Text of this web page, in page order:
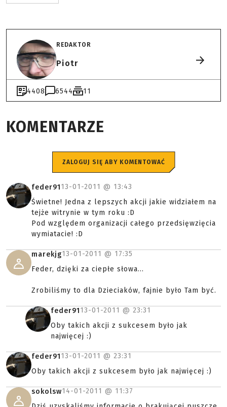
REDAKTOR
Piotr
4408 6544 11
KOMENTARZE
ZALOGUJ SIĘ ABY KOMENTOWAĆ
feder9113-01-2011 @ 13:43
Świetne! Jedna z lepszych akcji jakie widziałem na
tejże witrynie w tym roku :D
Pod względem organizacji całego przedsięwzięcia
wymiatacie! :D
marekjg13-01-2011 @ 17:35
Feder, dzięki za ciepłe słowa...
Zrobiliśmy to dla Dzieciaków, fajnie było Tam być.
feder9113-01-2011 @ 23:31
Oby takich akcji z sukcesem było jak
najwięcej :)
feder9113-01-2011 @ 23:31
Oby takich akcji z sukcesem było jak najwięcej :)
sokolsw14-01-2011 @ 11:37